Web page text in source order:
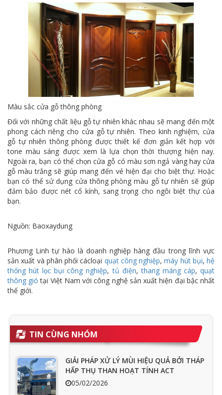
Màu sắc cửa gỗ thông phòng
Đối với những chất liệu gỗ tự nhiên khác nhau sẽ mang đến một
phong cách riêng cho cửa gỗ tự nhiên. Theo kinh nghiệm, cửa
gỗ tự nhiên thông phòng được thiết kế đơn giản kết hợp với
tone màu sáng được xem là lựa chọn thời thượng hiện nay.
Ngoài ra, bạn có thể chọn cửa gỗ có màu sơn ngả vàng hay cửa
gỗ màu trắng sẽ giúp mang đến vẻ hiện đại cho biệt thự. Hoặc
bạn có thể sử dụng cửa thông phòng màu gỗ tự nhiên sẽ giúp
đảm bảo được nét cổ kính, sang trọng cho ngôi biệt thự của
bạn.
Nguồn: Baoxaydung
Phương Linh tự hào là doanh nghiệp hàng đầu trong lĩnh vực
sản xuất và phân phối cácloại quạt công nghiệp,máy hút bụi, hệ
thống hút lọc bụi công nghiệp,tủ điện,thang máng cáp,quạt
thông gió tại Việt Nam với công nghệ sản xuất hiện đại bậc nhất
thế giới.
TIN CÙNG NHÓM
GIẢI PHÁP XỬ LÝ MÙI HIỆU QUẢ BỞI THÁP
HẤP THỤ THAN HOẠT TÍNH ACT
05/02/2026